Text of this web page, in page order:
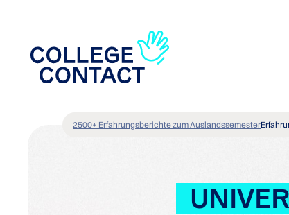
2500+ Erfahrungsberichte zum Auslandssemester